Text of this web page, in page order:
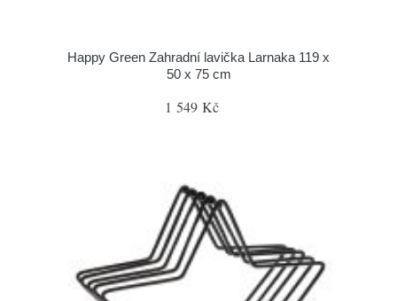
Happy Green Zahradní lavička Larnaka 119 x
50 x 75 cm
1 549 Kč